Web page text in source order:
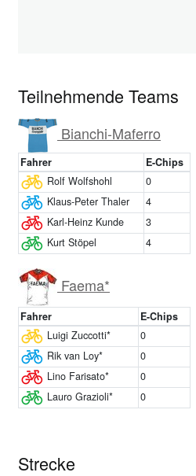
Teilnehmende Teams
Bianchi-Maferro
Fahrer
E-Chips
Rolf Wolfshohl
0
Klaus-Peter Thaler
4
Karl-Heinz Kunde
3
Kurt Stöpel
4
Faema*
Fahrer
E-Chips
Luigi Zuccotti*
0
Rik van Loy*
0
Lino Farisato*
0
Lauro Grazioli*
0
Strecke